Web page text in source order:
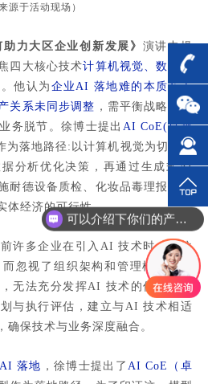
源于活动现场）
力大区企业创新发展》 演讲中提
四大核心技术计算机视觉、数据分
。他认为 企业AI 落地难的本质在于
关系未同步调整 ，需平衡战略规划
务脱节。徐博士提出 AI CoE(卓越
为落地路径:以计算机视觉为切入点
分析优化决策，再通过生成式AI
耐德设备质检、化妆品毒理报告自
体经济的可行性。
许多企业在引入AI 技术时，往往
忽视了组织架构和管理模式的变
无法充分发挥AI 技术的优势。因
与执行评估，建立与AI 技术相适
确保技术与业务深度融合。
落地 ，徐博士提出了 AI CoE（卓
可以介绍下你们的产品么？